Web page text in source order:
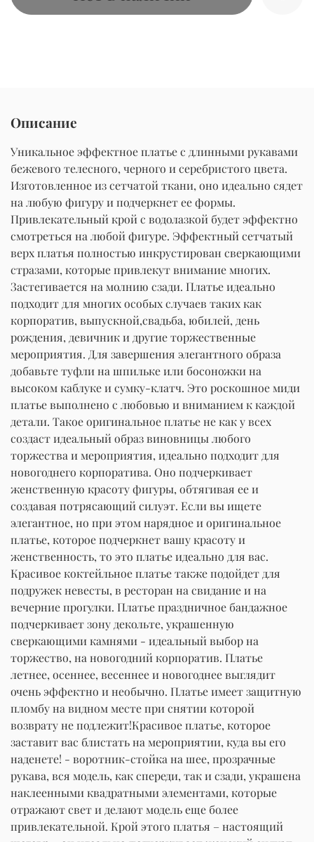
Описание
Уникальное эффектное платье с длинными рукавами
бежевого телесного, черного и серебристого цвета.
Изготовленное из сетчатой ткани, оно идеально сядет
на любую фигуру и подчеркнет ее формы.
Привлекательный крой с водолазкой будет эффектно
смотреться на любой фигуре. Эффектный сетчатый
верх платья полностью инкрустирован сверкающими
стразами, которые привлекут внимание многих.
Застегивается на молнию сзади. Платье идеально
подходит для многих особых случаев таких как
корпоратив, выпускной,свадьба, юбилей, день
рождения, девичник и другие торжественные
мероприятия. Для завершения элегантного образа
добавьте туфли на шпильке или босоножки на
высоком каблуке и сумку-клатч. Это роскошное миди
платье выполнено с любовью и вниманием к каждой
детали. Такое оригинальное платье не как у всех
создаст идеальный образ виновницы любого
торжества и мероприятия, идеально подходит для
новогоднего корпоратива. Оно подчеркивает
женственную красоту фигуры, обтягивая ее и
создавая потрясающий силуэт. Если вы ищете
элегантное, но при этом нарядное и оригинальное
платье, которое подчеркнет вашу красоту и
женственность, то это платье идеально для вас.
Красивое коктейльное платье также подойдет для
подружек невесты, в ресторан на свидание и на
вечерние прогулки. Платье праздничное бандажное
подчеркивает зону декольте, украшенную
сверкающими камнями - идеальный выбор на
торжество, на новогодний корпоратив. Платье
летнее, осеннее, весеннее и новогоднее выглядит
очень эффектно и необычно. Платье имеет защитную
пломбу на видном месте при снятии которой
возврату не подлежит!Красивое платье, которое
заставит вас блистать на мероприятии, куда вы его
наденете! - воротник-стойка на шее, прозрачные
рукава, вся модель, как спереди, так и сзади, украшена
наклеенными квадратными элементами, которые
отражают свет и делают модель еще более
привлекательной. Крой этого платья – настоящий